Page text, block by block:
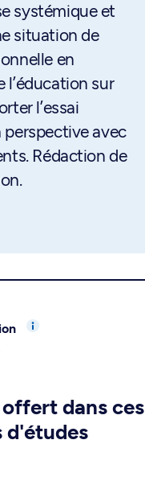
systémique et
situation de
en
sur
l’essai
perspective avec
Rédaction de
dans ces
d'études